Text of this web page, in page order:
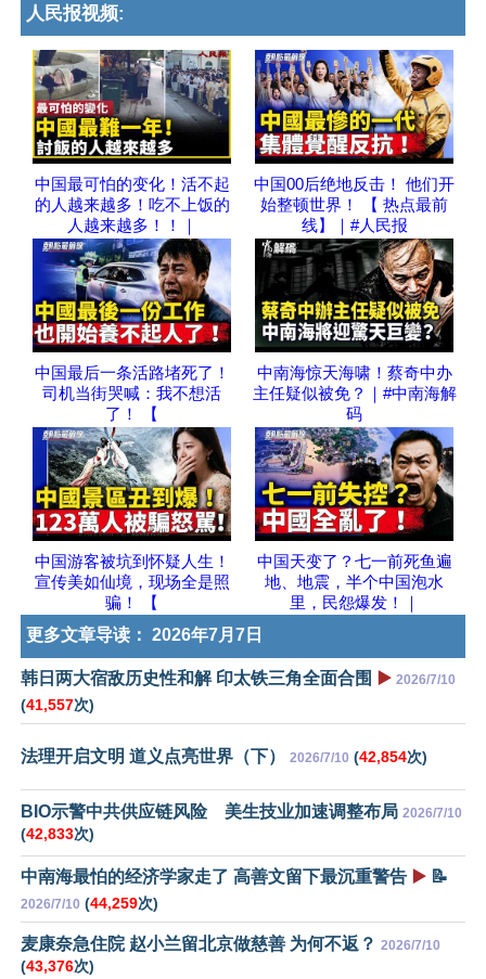
人民报视频:
中国最可怕的变化！活不起
的人越来越多！吃不上饭的
人越来越多！！｜
中国00后绝地反击！ 他们开
始整顿世界！ 【 热点最前
线】｜#人民报
中国最后一条活路堵死了！
司机当街哭喊：我不想活
了！ 【
中南海惊天海啸！蔡奇中办
主任疑似被免？｜#中南海解
码
中国游客被坑到怀疑人生！
宣传美如仙境，现场全是照
骗！ 【
中国天变了？七一前死鱼遍
地、地震，半个中国泡水
里，民怨爆发！｜
更多文章导读： 2026年7月7日
韩日两大宿敌历史性和解 印太铁三角全面合围 ▶️ 2026/7/10
(41,557次)
法理开启文明 道义点亮世界（下） 2026/7/10 (42,854次)
BIO示警中共供应链风险 美生技业加速调整布局 2026/7/10
(42,833次)
中南海最怕的经济学家走了 高善文留下最沉重警告 ▶️ 📝
2026/7/10 (44,259次)
麦康奈急住院 赵小兰留北京做慈善 为何不返？ 2026/7/10
(43,376次)